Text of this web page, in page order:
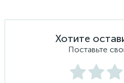
Хотите
Поставьте